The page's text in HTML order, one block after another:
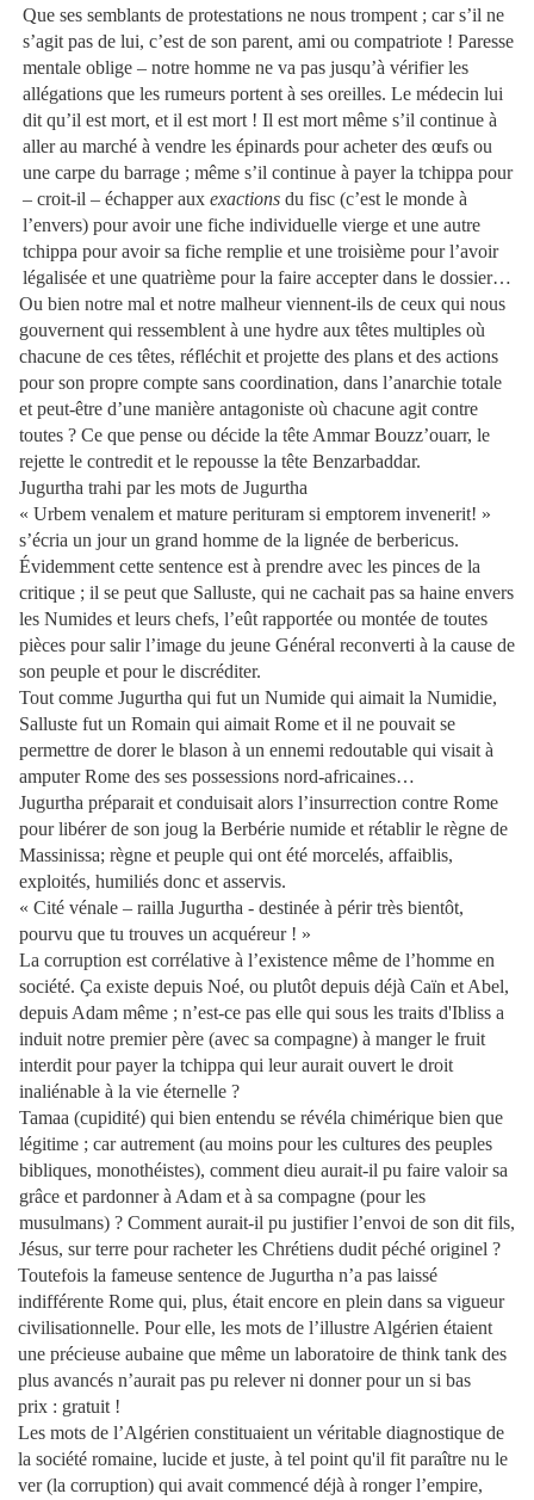
Que ses semblants de protestations ne nous trompent ; car s’il ne
s’agit pas de lui, c’est de son parent, ami ou compatriote ! Paresse
mentale oblige – notre homme ne va pas jusqu’à vérifier les
allégations que les rumeurs portent à ses oreilles. Le médecin lui
dit qu’il est mort, et il est mort ! Il est mort même s’il continue à
aller au marché à vendre les épinards pour acheter des œufs ou
une carpe du barrage ; même s’il continue à payer la tchippa pour
– croit-il – échapper aux exactionsdu fisc (c’est le monde à
l’envers) pour avoir une fiche individuelle vierge et une autre
tchippa pour avoir sa fiche remplie et une troisième pour l’avoir
légalisée et une quatrième pour la faire accepter dans le dossier…
Ou bien notre mal et notre malheur viennent-ils de ceux qui nous
gouvernent qui ressemblent à une hydre aux têtes multiples où
chacune de ces têtes, réfléchit et projette des plans et des actions
pour son propre compte sans coordination, dans l’anarchie totale
et peut-être d’une manière antagoniste où chacune agit contre
toutes ? Ce que pense ou décide la tête Ammar Bouzz’ouarr, le
rejette le contredit et le repousse la tête Benzarbaddar.
Jugurtha trahi par les mots de Jugurtha
« Urbem venalem et mature perituram si emptorem invenerit! »
s’écria un jour un grand homme de la lignée de berbericus.
Évidemment cette sentence est à prendre avec les pinces de la
critique ; il se peut que Salluste, qui ne cachait pas sa haine envers
les Numides et leurs chefs, l’eût rapportée ou montée de toutes
pièces pour salir l’image du jeune Général reconverti à la cause de
son peuple et pour le discréditer.
Tout comme Jugurtha qui fut un Numide qui aimait la Numidie,
Salluste fut un Romain qui aimait Rome et il ne pouvait se
permettre de dorer le blason à un ennemi redoutable qui visait à
amputer Rome des ses possessions nord-africaines…
Jugurtha préparait et conduisait alors l’insurrection contre Rome
pour libérer de son joug la Berbérie numide et rétablir le règne de
Massinissa; règne et peuple qui ont été morcelés, affaiblis,
exploités, humiliés donc et asservis.
« Cité vénale – railla Jugurtha - destinée à périr très bientôt,
pourvu que tu trouves un acquéreur ! »
La corruption est corrélative à l’existence même de l’homme en
société. Ça existe depuis Noé, ou plutôt depuis déjà Caïn et Abel,
depuis Adam même ; n’est-ce pas elle qui sous les traits d'Ibliss a
induit notre premier père (avec sa compagne) à manger le fruit
interdit pour payer la tchippa qui leur aurait ouvert le droit
inaliénable à la vie éternelle ?
Tamaa (cupidité) qui bien entendu se révéla chimérique bien que
légitime ; car autrement (au moins pour les cultures des peuples
bibliques, monothéistes), comment dieu aurait-il pu faire valoir sa
grâce et pardonner à Adam et à sa compagne (pour les
musulmans) ? Comment aurait-il pu justifier l’envoi de son dit fils,
Jésus, sur terre pour racheter les Chrétiens dudit péché originel ?
Toutefois la fameuse sentence de Jugurtha n’a pas laissé
indifférente Rome qui, plus, était encore en plein dans sa vigueur
civilisationnelle. Pour elle, les mots de l’illustre Algérien étaient
une précieuse aubaine que même un laboratoire de think tank des
plus avancés n’aurait pas pu relever ni donner pour un si bas
prix : gratuit !
Les mots de l’Algérien constituaient un véritable diagnostique de
la société romaine, lucide et juste, à tel point qu'il fit paraître nu le
ver (la corruption) qui avait commencé déjà à ronger l’empire,